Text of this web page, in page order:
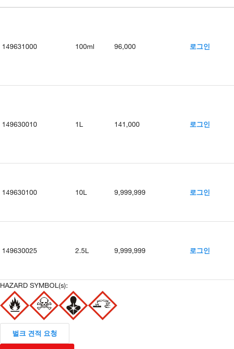
149631000 100ml 96,000 로그인
149630010 1L 141,000 로그인
149630100 10L 9,999,999 로그인
149630025 2.5L 9,999,999 로그인
HAZARD SYMBOL(s):
벌크 견적 요청